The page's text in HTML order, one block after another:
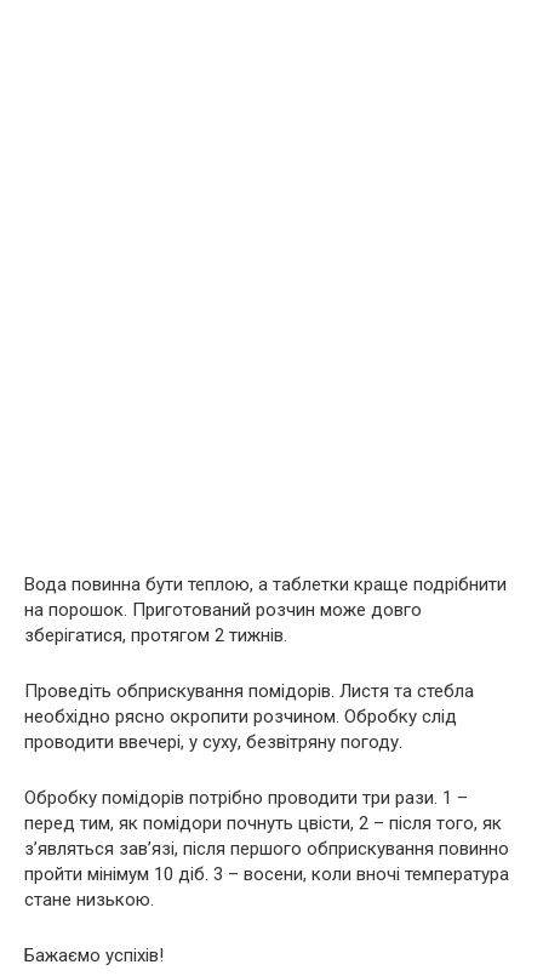
Вода повинна бути теплою, а таблетки краще подрібнити
на порошок. Приготований розчин може довго
зберігатися, протягом 2 тижнів.
Проведіть обприскування помідорів. Листя та стебла
необхідно рясно окропити розчином. Обробку слід
проводити ввечері, у суху, безвітряну погоду.
Обробку помідорів потрібно проводити три рази. 1 –
перед тим, як помідори почнуть цвісти, 2 – після того, як
з’являться зав’язі, після першого обприскування повинно
пройти мінімум 10 діб. 3 – восени, коли вночі температура
стане низькою.
Бажаємо успіхів!